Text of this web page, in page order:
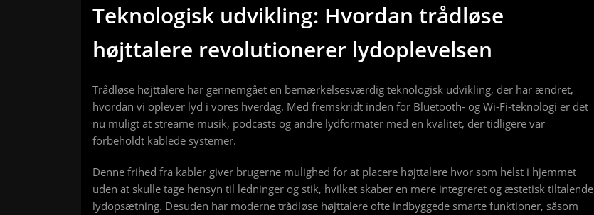
Teknologisk udvikling: Hvordan trådløse
højttalere revolutionerer lydoplevelsen
Trådløse højttalere har gennemgået en bemærkelsesværdig teknologisk udvikling, der har ændret,
hvordan vi oplever lyd i vores hverdag. Med fremskridt inden for Bluetooth- og Wi-Fi-teknologi er det
nu muligt at streame musik, podcasts og andre lydformater med en kvalitet, der tidligere var
forbeholdt kablede systemer.
Denne frihed fra kabler giver brugerne mulighed for at placere højttalere hvor som helst i hjemmet
uden at skulle tage hensyn til ledninger og stik, hvilket skaber en mere integreret og æstetisk tiltalende
lydopsætning. Desuden har moderne trådløse højttalere ofte indbyggede smarte funktioner, såsom